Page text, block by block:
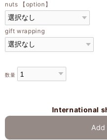
nuts 【option】
gift wrapping
数量
International
Add